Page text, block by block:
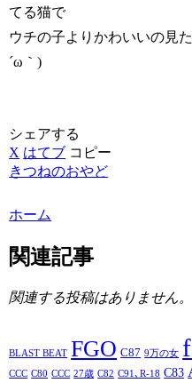
てる猫で
ウチの子よりかわいいの見
´ω｀)
シェアする
X はてブ コピー
きつねのおやど
ホーム
関連記事
関連する投稿はありません。
BLAST BEAT FGO C87 9万の女
CCC C80 CCC 27歳 C82 C91､R-18 C83